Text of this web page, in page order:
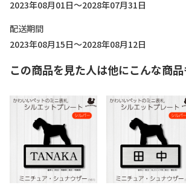
2023年08月01日～2028年07月31日
配送期間
2023年08月15日～2028年08月12日
この商品を見た人は他にこんな商